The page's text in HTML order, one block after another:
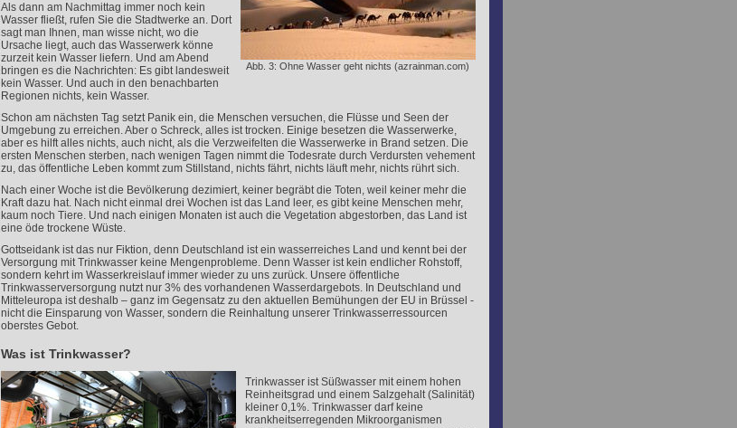
Abb. 3: Ohne Wasser geht nichts (azrainman.com)
Als dann am Nachmittag immer noch kein
Wasser fließt, rufen Sie die Stadtwerke an. Dort
sagt man Ihnen, man wisse nicht, wo die
Ursache liegt, auch das Wasserwerk könne
zurzeit kein Wasser liefern. Und am Abend
bringen es die Nachrichten: Es gibt landesweit
kein Wasser. Und auch in den benachbarten
Regionen nichts, kein Wasser.
Schon am nächsten Tag setzt Panik ein, die Menschen versuchen, die Flüsse und Seen der
Umgebung zu erreichen. Aber o Schreck, alles ist trocken. Einige besetzen die Wasserwerke,
aber es hilft alles nichts, auch nicht, als die Verzweifelten die Wasserwerke in Brand setzen. Die
ersten Menschen sterben, nach wenigen Tagen nimmt die Todesrate durch Verdursten vehement
zu, das öffentliche Leben kommt zum Stillstand, nichts fährt, nichts läuft mehr, nichts rührt sich.
Nach einer Woche ist die Bevölkerung dezimiert, keiner begräbt die Toten, weil keiner mehr die
Kraft dazu hat. Nach nicht einmal drei Wochen ist das Land leer, es gibt keine Menschen mehr,
kaum noch Tiere. Und nach einigen Monaten ist auch die Vegetation abgestorben, das Land ist
eine öde trockene Wüste.
Gottseidank ist das nur Fiktion, denn Deutschland ist ein wasserreiches Land und kennt bei der
Versorgung mit Trinkwasser keine Mengenprobleme. Denn Wasser ist kein endlicher Rohstoff,
sondern kehrt im Wasserkreislauf immer wieder zu uns zurück. Unsere öffentliche
Trinkwasserversorgung nutzt nur 3% des vorhandenen Wasserdargebots. In Deutschland und
Mitteleuropa ist deshalb – ganz im Gegensatz zu den aktuellen Bemühungen der EU in Brüssel -
nicht die Einsparung von Wasser, sondern die Reinhaltung unserer Trinkwasserressourcen
oberstes Gebot.
Was ist Trinkwasser?
Trinkwasser ist Süßwasser mit einem hohen
Reinheitsgrad und einem Salzgehalt (Salinität)
kleiner 0,1%. Trinkwasser darf keine
krankheitserregenden Mikroorganismen